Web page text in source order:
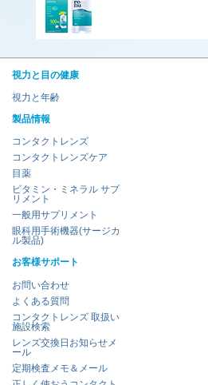
視力と目の健康
視力と年齢
製品情報
コンタクトレンズ
コンタクトレンズケア
目薬
ビタミン・ミネラル サプ
リメント
一般用サプリメント
眼科用手術機器(サージカ
ル製品)
お客様サポート
お問い合わせ
よくある質問
コンタクトレンズ 取扱い
施設検索
レンズ交換日お知らせメ
ール
定期検査メモ＆メール